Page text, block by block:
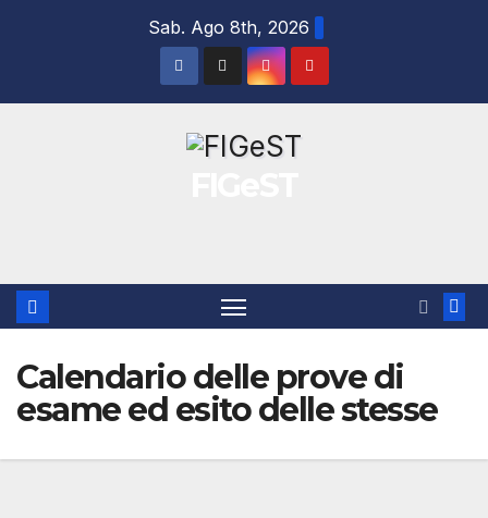
Sab. Ago 8th, 2026
Calendario delle prove di
esame ed esito delle stesse